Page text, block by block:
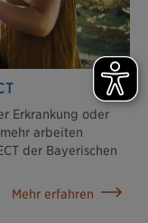
Erkrankung oder
arbeiten
der Bayerischen
Mehr erfahren